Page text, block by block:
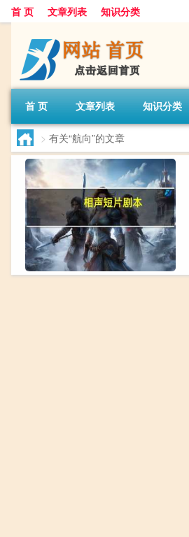
首 页 文章列表 知识分类
首 页 文章列表 知识分类
> 有关“航向”的文章